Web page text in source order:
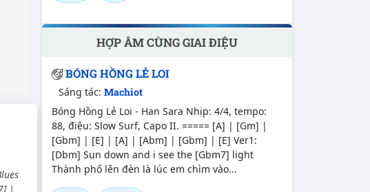
|
HỢP ÂM CÙNG GIAI ĐIỆU
BÓNG HỒNG LẺ LOI
Sáng tác:Machiot
Bóng Hồng Lẻ Loi - Han Sara Nhịp: 4/4, tempo:
88, điệu: Slow Surf, Capo II. ===== [A] | [Gm] |
[Gbm] | [E] | [A] | [Abm] | [Gbm] | [E] Ver1:
[Dbm] Sun down and i see the [Gbm7] light
Thành phố lên đèn là lúc em chìm vào...